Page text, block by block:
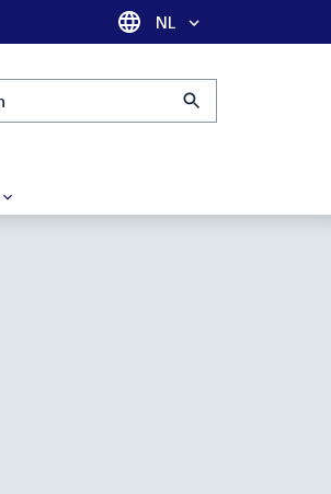
Taal selectie
NL